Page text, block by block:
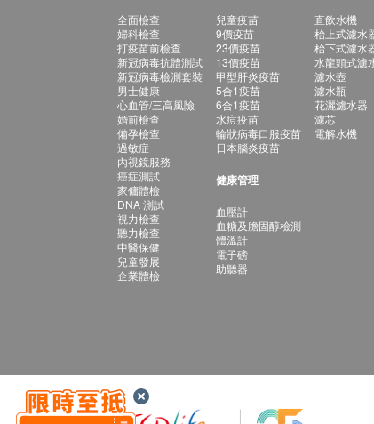
全面檢查
婦科檢查
打疫苗前檢查
新冠病毒抗體測試
新冠病毒檢測套裝
男士健康
心血管/三高風險
婚前檢查
備孕檢查
過敏症
內視鏡服務
癌症測試
家傭體檢
DNA 測試
視力檢查
聽力檢查
中醫保健
兒童發展
企業體檢
兒童疫苗
9價疫苗
23價疫苗
13價疫苗
甲型肝炎疫苗
5合1疫苗
6合1疫苗
水痘疫苗
輪狀病毒口服疫苗
日本腦炎疫苗
健康管理
血壓計
血糖及膽固醇檢測
體溫計
電子磅
助聽器
直飲水機
枱上式濾水
枱下式濾水
水龍頭式濾
濾水壺
濾水瓶
花灑濾水器
濾芯
電解水機